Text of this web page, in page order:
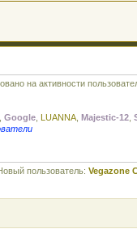
на активности
Google LUANNA Majestic-12
пользователь: Vegazone